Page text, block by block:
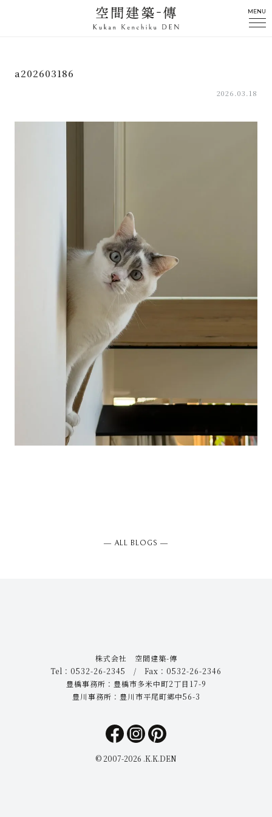
MENU
a202603186
2026.03.18
― ALL BLOGS ―
株式会社 空間建築-傳
Tel：0532-26-2345 / Fax：0532-26-2346
豊橋事務所：豊橋市多米中町2丁目17-9
豊川事務所：豊川市平尾町郷中56-3
© 2007-2026 .K.K.DEN